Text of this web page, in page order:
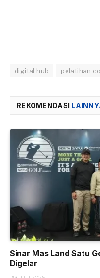
digital hub pelatihan
REKOMENDASI
Sinar Mas Land Satu
Digelar